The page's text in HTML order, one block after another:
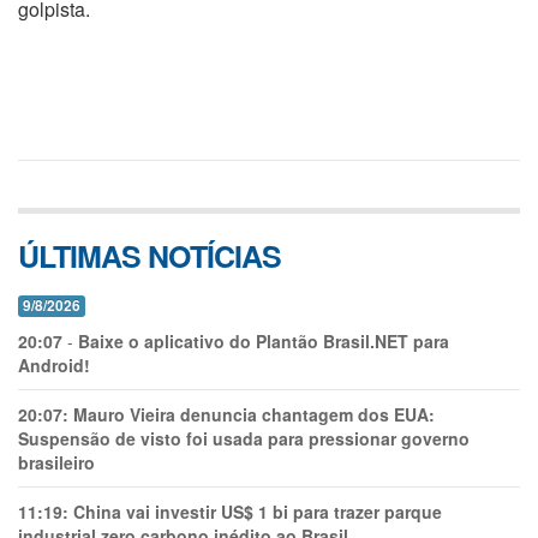
golpista.
ÚLTIMAS NOTÍCIAS
9/8/2026
20:07 - Baixe o aplicativo do Plantão Brasil.NET para
Android!
20:07: Mauro Vieira denuncia chantagem dos EUA:
Suspensão de visto foi usada para pressionar governo
brasileiro
11:19: China vai investir US$ 1 bi para trazer parque